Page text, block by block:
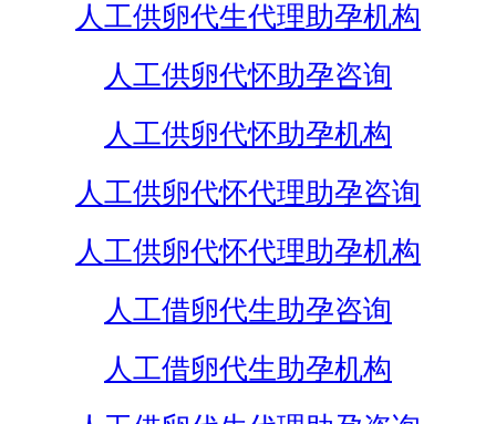
人工供卵代生代理助孕机构
人工供卵代怀助孕咨询
人工供卵代怀助孕机构
人工供卵代怀代理助孕咨询
人工供卵代怀代理助孕机构
人工借卵代生助孕咨询
人工借卵代生助孕机构